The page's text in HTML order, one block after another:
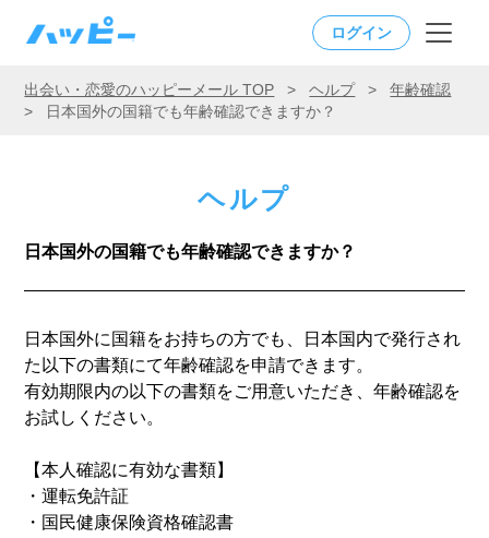
ログイン
出会い・恋愛のハッピーメール TOP > ヘルプ >
年齢確認
>
日本国外の国籍でも年齢確認できますか？
ヘルプ
日本国外の国籍でも年齢確認できますか？
日本国外に国籍をお持ちの方でも、日本国内で発行され
た以下の書類にて年齢確認を申請できます。
有効期限内の以下の書類をご用意いただき、年齢確認を
お試しください。
【本人確認に有効な書類】
・運転免許証
・国民健康保険資格確認書